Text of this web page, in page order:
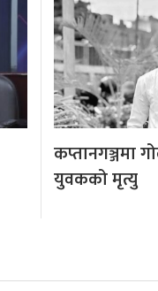
कप्तानगञ्जमा
युवकको मृत्यु